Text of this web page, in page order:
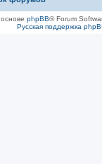
phpBB® Forum
Русская поддержка